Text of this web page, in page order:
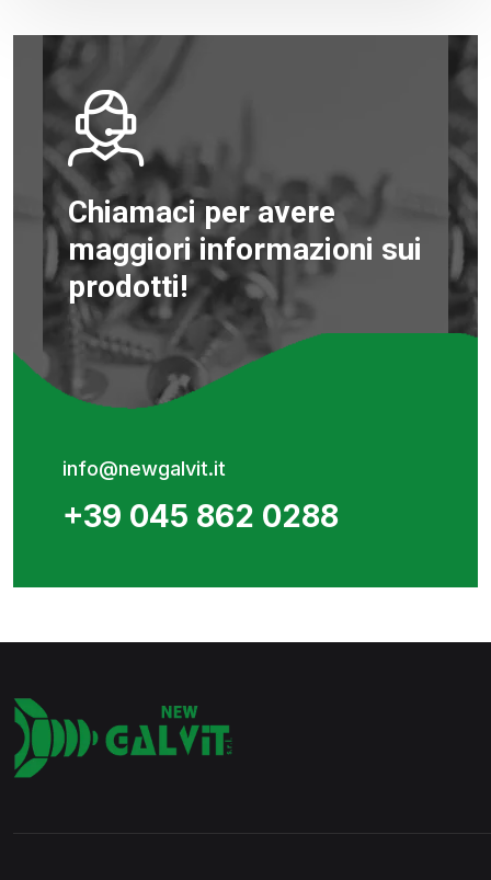
Chiamaci per avere
maggiori informazioni sui
prodotti!
info@newgalvit.it
+39 045 862 0288